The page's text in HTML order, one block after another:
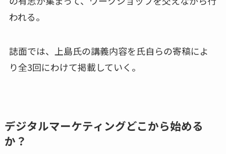
われる。
誌面では、上島氏の講義内容を氏自らの寄稿によ
り全3回にわけて掲載していく。
デジタルマーケティングどこから始める
か？